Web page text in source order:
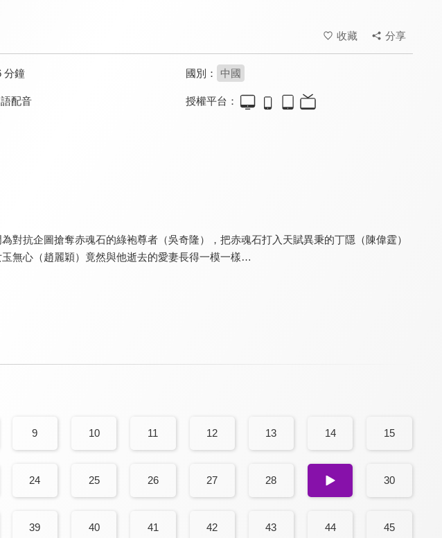
收藏 分享
分鐘 國別： 中國
配音 授權平台：
對抗企圖搶奪赤魂石的綠袍尊者（吳奇隆），把赤魂石打入天賦異秉的丁隱（陳偉霆）
無心（趙麗穎）竟然與他逝去的愛妻長得一模一樣…
9 10 11 12 13 14 15
24 25 26 27 28 29 30
39 40 41 42 43 44 45